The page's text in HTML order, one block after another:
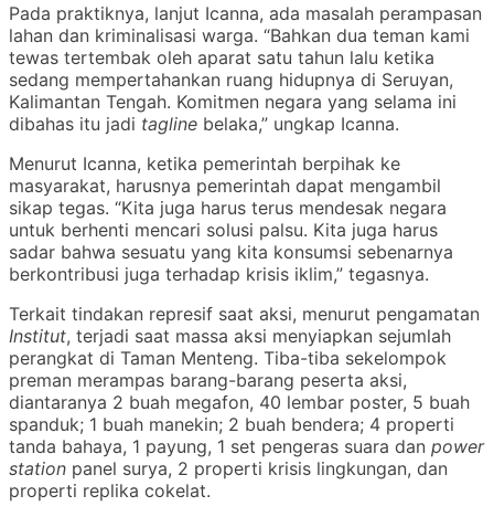
Pada praktiknya, lanjut Icanna, ada masalah perampasan
lahan dan kriminalisasi warga. “Bahkan dua teman kami
tewas tertembak oleh aparat satu tahun lalu ketika
sedang mempertahankan ruang hidupnya di Seruyan,
Kalimantan Tengah. Komitmen negara yang selama ini
dibahas itu jadi tagline belaka,” ungkap Icanna.
Menurut Icanna, ketika pemerintah berpihak ke
masyarakat, harusnya pemerintah dapat mengambil
sikap tegas. “Kita juga harus terus mendesak negara
untuk berhenti mencari solusi palsu. Kita juga harus
sadar bahwa sesuatu yang kita konsumsi sebenarnya
berkontribusi juga terhadap krisis iklim,” tegasnya.
Terkait tindakan represif saat aksi, menurut pengamatan
Institut, terjadi saat massa aksi menyiapkan sejumlah
perangkat di Taman Menteng. Tiba-tiba sekelompok
preman merampas barang-barang peserta aksi,
diantaranya 2 buah megafon, 40 lembar poster, 5 buah
spanduk; 1 buah manekin; 2 buah bendera; 4 properti
tanda bahaya, 1 payung, 1 set pengeras suara dan power
station panel surya, 2 properti krisis lingkungan, dan
properti replika cokelat.